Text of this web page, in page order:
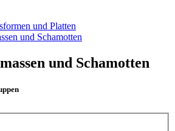
und Platten
und Schamotten
und Schamotten